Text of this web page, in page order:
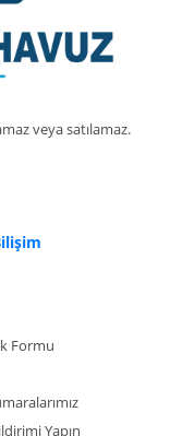
veya satılamaz.
Formu
Yapın